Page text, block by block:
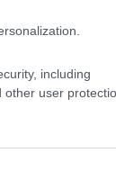
including
user
εμβόλια
από